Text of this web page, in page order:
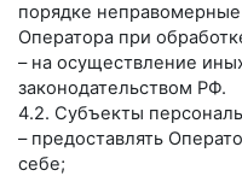
порядке
Оператора при
– на осуществление
законодательством РФ.
4.2. Субъекты
– предоставлять
себе;